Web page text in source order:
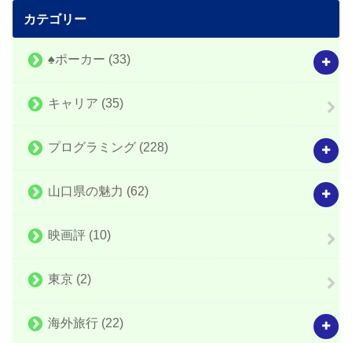
カテゴリー
♠️ポーカー (33)
キャリア (35)
プログラミング (228)
山口県の魅力 (62)
映画評 (10)
東京 (2)
海外旅行 (22)